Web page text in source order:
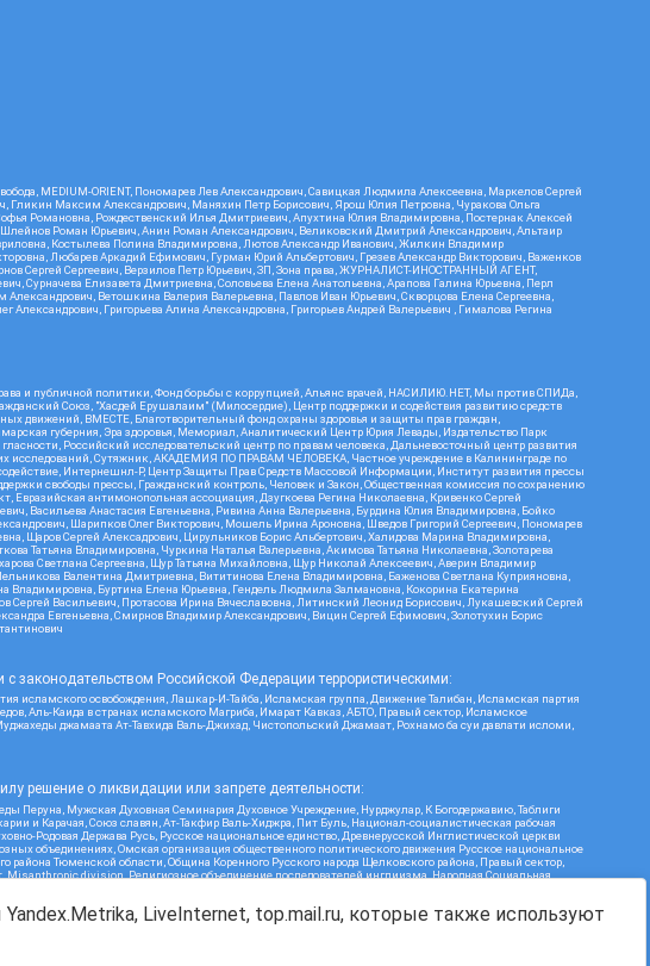
MEDIUM-ORIENT, Пономарев Лев Александрович, Савицкая Людмила Алексеевна, Маркелов Сергей
Гликин Максим Александрович, Маняхин Петр Борисович, Ярош Юлия Петровна, Чуракова Ольга
Романовна, Рождественский Илья Дмитриевич, Апухтина Юлия Владимировна, Постернак Алексей
Роман Юрьевич, Анин Роман Александрович, Великовский Дмитрий Александрович, Альтаир
Костылева Полина Владимировна, Лютов Александр Иванович, Жилкин Владимир
Любарев Аркадий Ефимович, Гурман Юрий Альбертович, Грезев Александр Викторович, Важенков
Сергей Сергеевич, Верзилов Петр Юрьевич, ЗП, Зона права, ЖУРНАЛИСТ-ИНОСТРАННЫЙ АГЕНТ,
Сурначева Елизавета Дмитриевна, Соловьева Елена Анатольевна, Арапова Галина Юрьевна, Перл
Ветошкина Валерия Валерьевна, Павлов Иван Юрьевич, Скворцова Елена Сергеевна,
Григорьева Алина Александровна, Григорьев Андрей Валерьевич , Гималова Регина
и публичной политики, Фонд борьбы с коррупцией, Альянс врачей, НАСИЛИЮ.НЕТ, Мы против СПИДа,
Союз, "Хасдей Ерушалаим" (Милосердие), Центр поддержки и содействия развитию средств
движений, ВМЕСТЕ, Благотворительный фонд охраны здоровья и защиты прав граждан,
губерния, Эра здоровья, Мемориал, Аналитический Центр Юрия Левады, Издательство Парк
Российский исследовательский центр по правам человека, Дальневосточный центр развития
исследований, Сутяжник, АКАДЕМИЯ ПО ПРАВАМ ЧЕЛОВЕКА, Частное учреждение в Калининграде по
Интернешнл-Р, Центр Защиты Прав Средств Массовой Информации, Институт развития прессы
свободы прессы, Гражданский контроль, Человек и Закон, Общественная комиссия по сохранению
антимонопольная ассоциация, Дзугкоева Регина Николаевна, Кривенко Сергей
Васильева Анастасия Евгеньевна, Ривина Анна Валерьевна, Бурдина Юлия Владимировна, Бойко
Шарипков Олег Викторович, Мошель Ирина Ароновна, Шведов Григорий Сергеевич, Пономарев
Щаров Сергей Алексадрович, Цирульников Борис Альбертович, Халидова Марина Владимировна,
Татьяна Владимировна, Чуркина Наталья Валерьевна, Акимова Татьяна Николаевна, Золотарева
Светлана Сергеевна, Щур Татьяна Михайловна, Щур Николай Алексеевич, Аверин Владимир
Валентина Дмитриевна, Вититинова Елена Владимировна, Баженова Светлана Куприяновна,
Владимировна, Буртина Елена Юрьевна, Гендель Людмила Залмановна, Кокорина Екатерина
Васильевич, Протасова Ирина Вячеславовна, Литинский Леонид Борисович, Лукашевский Сергей
Евгеньевна, Смирнов Владимир Александрович, Вицин Сергей Ефимович, Золотухин Борис
Российской Федерации террористическими:
исламского освобождения, Лашкар-И-Тайба, Исламская группа, Движение Талибан, Исламская партия
Аль-Каида в странах исламского Магриба, Имарат Кавказ, АБТО, Правый сектор, Исламское
джамаата Ат-Тавхида Валь-Джихад, Чистопольский Джамаат, Рохнамо ба суи давлати исломи,
решение о ликвидации или запрете деятельности:
Перуна, Мужская Духовная Семинария Духовное Учреждение, Нурджулар, К Богодержавию, Таблиги
и Карачая, Союз славян, Ат-Такфир Валь-Хиджра, Пит Буль, Национал-социалистическая рабочая
Родовая Держава Русь, Русское национальное единство, Древнерусской Инглистической церкви
объединениях, Омская организация общественного политического движения Русское национальное
Тюменской области, Община Коренного Русского народа Щелковского района, Правый сектор,
division, Религиозное объединение последователей инглиизма, Народная Социальная
W.H.С., Фалунь Дафа, Иртыш Ultras, Русский Патриотический клуб-Новокузнецк/РПК, Сибирский
LiveInternet, top.mail.ru, которые также используют